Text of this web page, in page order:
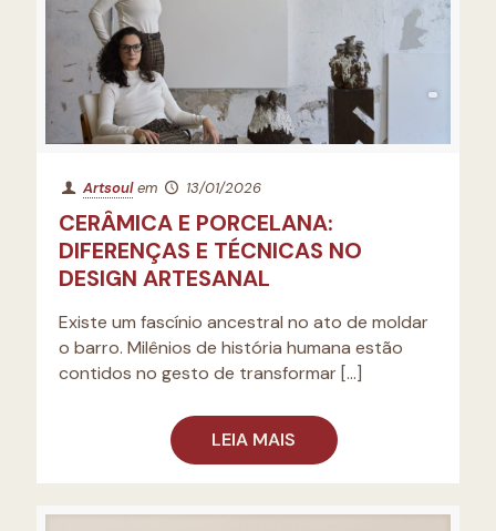
Artsoul em 13/01/2026
CERÂMICA E PORCELANA:
DIFERENÇAS E TÉCNICAS NO
DESIGN ARTESANAL
Existe um fascínio ancestral no ato de moldar
o barro. Milênios de história humana estão
contidos no gesto de transformar […]
LEIA MAIS